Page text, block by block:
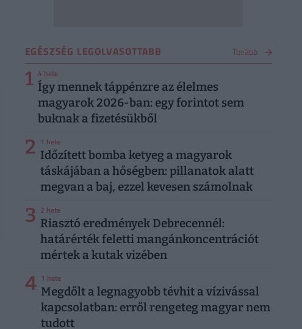
EGÉSZSÉG LEGOLVASOTTABB Tovább
1 4 hete
Így mennek táppénzre az élelmes
magyarok 2026-ban: egy forintot sem
buknak a fizetésükből
2 1 hete
Időzített bomba ketyeg a magyarok
táskájában a hőségben: pillanatok alatt
megvan a baj, ezzel kevesen számolnak
3 2 hete
Riasztó eredmények Debrecennél:
határérték feletti mangánkoncentrációt
mértek a kutak vizében
4 1 hete
Megdőlt a legnagyobb tévhit a vízivással
kapcsolatban: erről rengeteg magyar nem
tudott